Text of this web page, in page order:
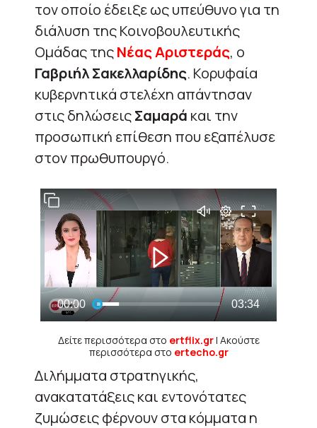
τον οποίο έδειξε ως υπεύθυνο για τη
διάλυση της Κοινοβουλευτικής
Ομάδας τηςΝέας Αριστεράς, ο
Γαβριήλ Σακελλαρίδης. Κορυφαία
κυβερνητικά στελέχη απάντησαν
στις δηλώσειςΣαμαρά και την
προσωπική επίθεση που εξαπέλυσε
στον πρωθυπουργό.
Δείτε περισσότερα στο ertflix.gr| Ακούστε
περισσότερα στο ertecho.gr
Διλήμματα στρατηγικής,
ανακατατάξεις και εντονότατες
ζυμώσεις φέρνουν στα κόμματα η